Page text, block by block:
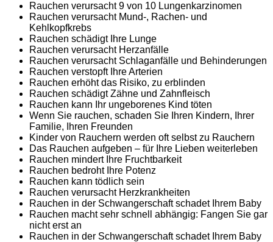
Rauchen verursacht 9 von 10 Lungenkarzinomen
Rauchen verursacht Mund-, Rachen- und
Kehlkopfkrebs
Rauchen schädigt Ihre Lunge
Rauchen verursacht Herzanfälle
Rauchen verursacht Schlaganfälle und Behinderungen
Rauchen verstopft Ihre Arterien
Rauchen erhöht das Risiko, zu erblinden
Rauchen schädigt Zähne und Zahnfleisch
Rauchen kann Ihr ungeborenes Kind töten
Wenn Sie rauchen, schaden Sie Ihren Kindern, Ihrer
Familie, Ihren Freunden
Kinder von Rauchern werden oft selbst zu Rauchern
Das Rauchen aufgeben – für Ihre Lieben weiterleben
Rauchen mindert Ihre Fruchtbarkeit
Rauchen bedroht Ihre Potenz
Rauchen kann tödlich sein
Rauchen verursacht Herzkrankheiten
Rauchen in der Schwangerschaft schadet Ihrem Baby
Rauchen macht sehr schnell abhängig: Fangen Sie gar
nicht erst an
Rauchen in der Schwangerschaft schadet Ihrem Baby